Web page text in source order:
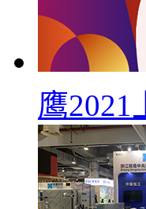
鹰2021